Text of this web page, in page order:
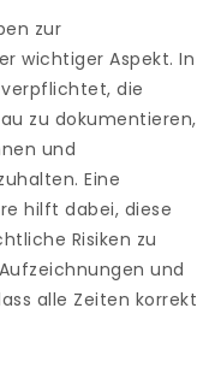
zur
wichtiger Aspekt. In
die
zu dokumentieren,
und
Eine
hilft dabei, diese
Risiken zu
und
alle Zeiten korrekt